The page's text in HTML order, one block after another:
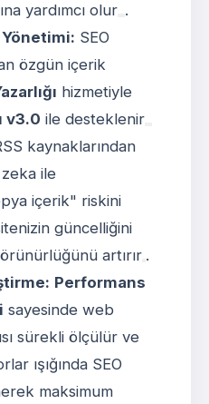
yardımcı olur .
SEO
özgün içerik
hizmetiyle
v3.0 ile desteklenir
kaynaklarından
ile
içerik" riskini
güncelliğini
artırır .
Performans
sayesinde web
sürekli ölçülür ve
ışığında SEO
maksimum